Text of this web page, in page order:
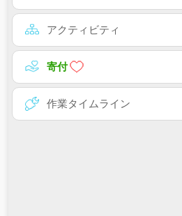
アクティビティ
寄付
作業タイムライン